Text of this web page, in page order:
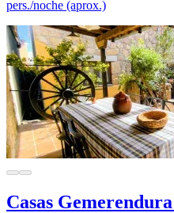
pers./noche (aprox.)
Casas